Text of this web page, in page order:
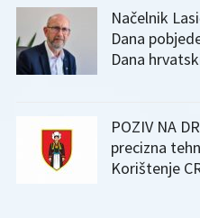
Načelnik
Dana
Dana
POZIV NA
precizna
Korištenje